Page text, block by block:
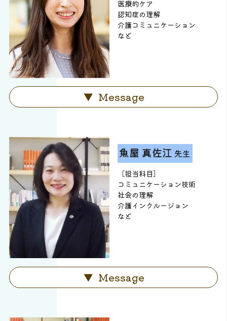
医療的ケア
認知症の理解
介護コミュニケーション
など
Message
魚屋 真佐江 先生
［担当科目］
コミュニケーション技術
社会の理解
介護インクルージョン
など
Message